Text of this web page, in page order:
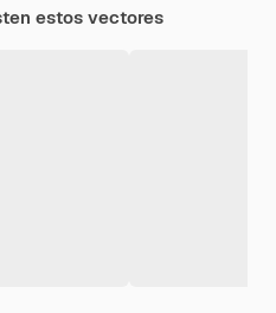
estos vectores